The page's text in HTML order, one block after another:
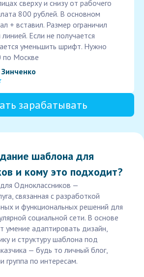
сверху и снизу от рабочего
800 рублей. В основном
+ вставил. Размер ограничил
Если не получается
уменьшить шрифт. Нужно
по Москве
зарабатывать
шаблона для
и кому это подходит?
Одноклассников —
связанная с разработкой
и функциональных решений для
социальной сети. В основе
умение адаптировать дизайн,
и структуру шаблона под
— будь то личный блог,
группа по интересам.